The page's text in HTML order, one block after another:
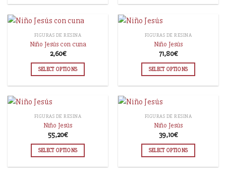
FIGURAS DE RESINA
Niño Jesús con cuna
2,60€
SELECT OPTIONS
FIGURAS DE RESINA
Niño Jesús
71,80€
SELECT OPTIONS
FIGURAS DE RESINA
Niño Jesús
55,20€
SELECT OPTIONS
FIGURAS DE RESINA
Niño Jesús
39,10€
SELECT OPTIONS